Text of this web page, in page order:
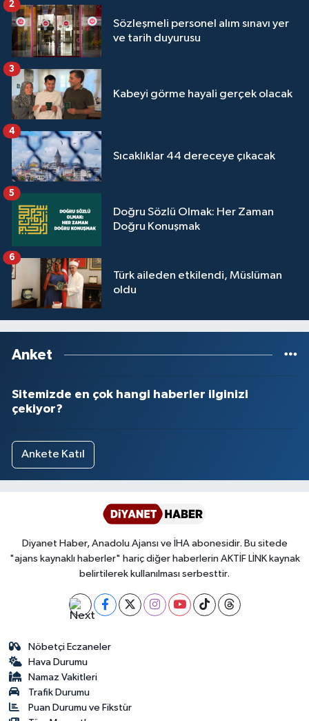
Sözleşmeli personel alım sınavı yer
ve tarih duyurusu
2
Kabeyi görme hayali gerçek olacak
3
Sıcaklıklar 44 dereceye çıkacak
4
Doğru Sözlü Olmak: Her Zaman
Doğru Konuşmak
5
Türk aileden etkilendi, Müslüman
oldu
6
Anket
Sitemizde en çok hangi haberler ilginizi
çekiyor?
Ankete Katıl
Diyanet Haber, Anadolu Ajansı ve İHA abonesidir. Bu sitede
"ajans kaynaklı haberler" hariç diğer haberlerin AKTİF LİNK kaynak
belirtilerek kullanılması serbesttir.
Nöbetçi Eczaneler
Hava Durumu
Namaz Vakitleri
Trafik Durumu
Puan Durumu ve Fikstür